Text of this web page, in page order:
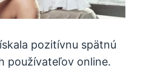
pozitívnu spätnú
používateľov online.